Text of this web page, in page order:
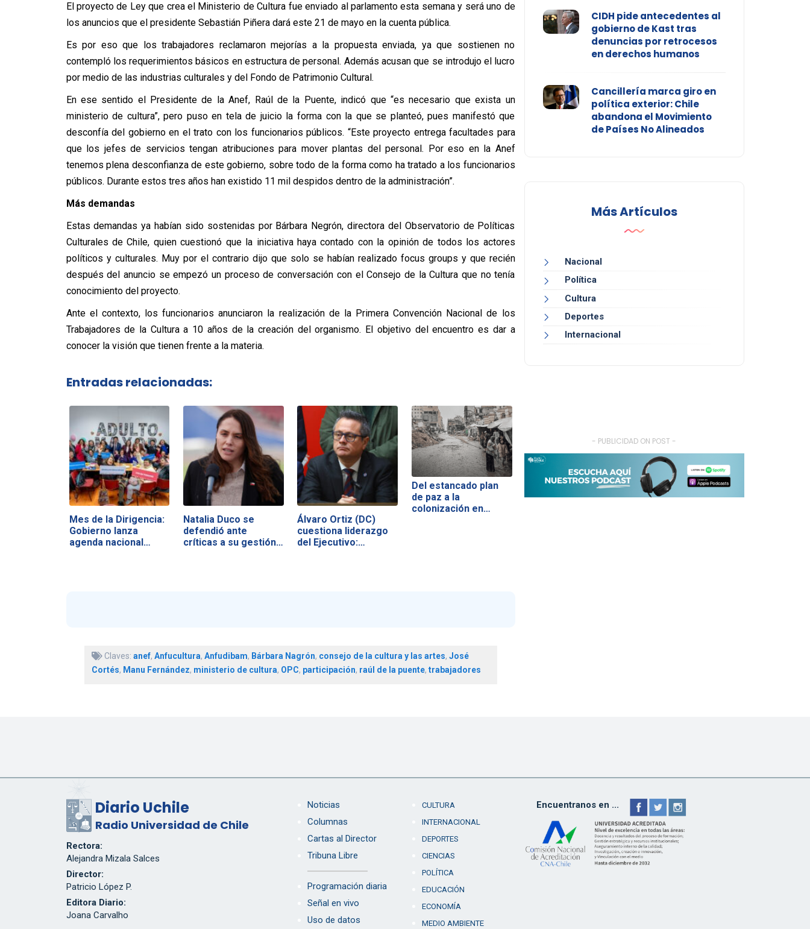
El proyecto de Ley que crea el Ministerio de Cultura fue enviado al parlamento esta semana y será uno de
los anuncios que el presidente Sebastián Piñera dará este 21 de mayo en la cuenta pública.
Es por eso que los trabajadores reclamaron mejorías a la propuesta enviada, ya que sostienen no
contempló los requerimientos básicos en estructura de personal. Además acusan que se introdujo el lucro
por medio de las industrias culturales y del Fondo de Patrimonio Cultural.
En ese sentido el Presidente de la Anef, Raúl de la Puente, indicó que “es necesario que exista un
ministerio de cultura”, pero puso en tela de juicio la forma con la que se planteó, pues manifestó que
desconfía del gobierno en el trato con los funcionarios públicos. “Este proyecto entrega facultades para
que los jefes de servicios tengan atribuciones para mover plantas del personal. Por eso en la Anef
tenemos plena desconfianza de este gobierno, sobre todo de la forma como ha tratado a los funcionarios
públicos. Durante estos tres años han existido 11 mil despidos dentro de la administración”.
Más demandas
Estas demandas ya habían sido sostenidas por Bárbara Negrón, directora del Observatorio de Políticas
Culturales de Chile, quien cuestionó que la iniciativa haya contado con la opinión de todos los actores
políticos y culturales. Muy por el contrario dijo que solo se habían realizado focus groups y que recién
después del anuncio se empezó un proceso de conversación con el Consejo de la Cultura que no tenía
conocimiento del proyecto.
Ante el contexto, los funcionarios anunciaron la realización de la Primera Convención Nacional de los
Trabajadores de la Cultura a 10 años de la creación del organismo. El objetivo del encuentro es dar a
conocer la visión que tienen frente a la materia.
Entradas relacionadas:
Mes de la Dirigencia:
Gobierno lanza
agenda nacional…
Natalia Duco se
defendió ante
críticas a su gestión…
Álvaro Ortiz (DC)
cuestiona liderazgo
del Ejecutivo:…
Del estancado plan
de paz a la
colonización en…
Claves: anef, Anfucultura, Anfudibam, Bárbara Nagrón, consejo de la cultura y las artes, José
Cortés, Manu Fernández, ministerio de cultura, OPC, participación, raúl de la puente, trabajadores
CIDH pide antecedentes al
gobierno de Kast tras
denuncias por retrocesos
en derechos humanos
Cancillería marca giro en
política exterior: Chile
abandona el Movimiento
de Países No Alineados
Más Artículos
Nacional
Política
Cultura
Deportes
Internacional
- PUBLICIDAD ON POST -
Diario Uchile
Radio Universidad de Chile
Rectora:
Alejandra Mizala Salces
Director:
Patricio López P.
Editora Diario:
Joana Carvalho
Noticias
Columnas
Cartas al Director
Tribuna Libre
Programación diaria
Señal en vivo
Uso de datos
CULTURA
INTERNACIONAL
DEPORTES
CIENCIAS
POLÍTICA
EDUCACIÓN
ECONOMÍA
MEDIO AMBIENTE
Encuentranos en ...